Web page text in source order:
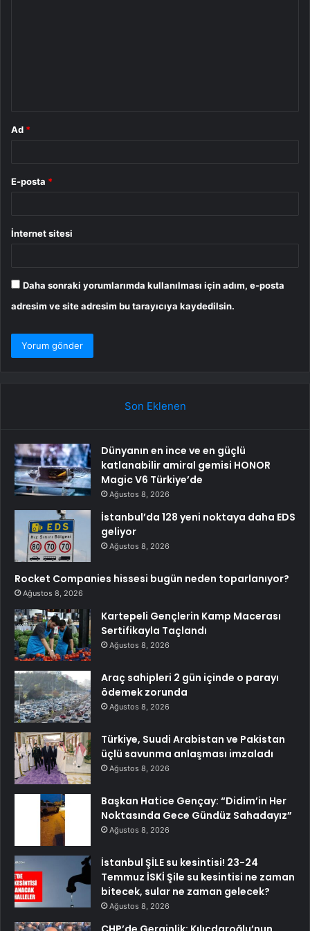
Ad *
E-posta *
İnternet sitesi
Daha sonraki yorumlarımda kullanılması için adım, e-posta
adresim ve site adresim bu tarayıcıya kaydedilsin.
Son Eklenen
Dünyanın en ince ve en güçlü
katlanabilir amiral gemisi HONOR
Magic V6 Türkiye’de
Ağustos 8, 2026
İstanbul’da 128 yeni noktaya daha EDS
geliyor
Ağustos 8, 2026
Rocket Companies hissesi bugün neden toparlanıyor?
Ağustos 8, 2026
Kartepeli Gençlerin Kamp Macerası
Sertifikayla Taçlandı
Ağustos 8, 2026
Araç sahipleri 2 gün içinde o parayı
ödemek zorunda
Ağustos 8, 2026
Türkiye, Suudi Arabistan ve Pakistan
üçlü savunma anlaşması imzaladı
Ağustos 8, 2026
Başkan Hatice Gençay: “Didim’in Her
Noktasında Gece Gündüz Sahadayız”
Ağustos 8, 2026
İstanbul ŞİLE su kesintisi! 23-24
Temmuz İSKİ Şile su kesintisi ne zaman
bitecek, sular ne zaman gelecek?
Ağustos 8, 2026